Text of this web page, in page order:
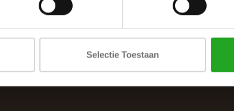
Selectie Toestaan
SCHRIJF JE IN VOOR DE NIEUWSBRIEF